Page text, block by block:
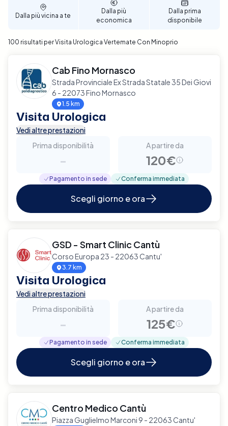
Dalla più vicina a te
Dalla più
economica
Dalla prima
disponibile
100 risultati per Visita Urologica Vertemate Con Minoprio
Cab Fino Mornasco
Strada Provinciale Ex Strada Statale 35 Dei Giovi
6 - 22073 Fino Mornasco
1.5 km
Visita Urologica
Vedi altre prestazioni
Prima disponibilità
-
A partire da
120€
Pagamento in sede Conferma immediata
Scegli giorno e ora
GSD - Smart Clinic Cantù
Corso Europa 23 - 22063 Cantu'
3.7 km
Visita Urologica
Vedi altre prestazioni
Prima disponibilità
-
A partire da
125€
Pagamento in sede Conferma immediata
Scegli giorno e ora
Centro Medico Cantù
Piazza Guglielmo Marconi 9 - 22063 Cantu'